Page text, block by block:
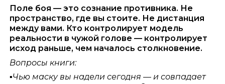
Поле боя — это сознание противника. Не
пространство, где вы стоите. Не дистанция
между вами. Кто контролирует модель
реальности в чужой голове — контролирует
исход раньше, чем началось столкновение.
Вопросы книги:
▪️Чью маску вы надели сегодня — и совпадает